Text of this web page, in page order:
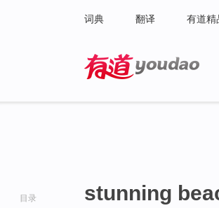
词典 翻译 有道精
目录 stunning